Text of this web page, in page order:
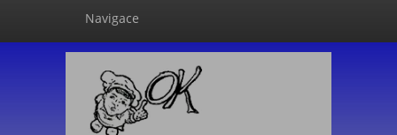
Navigace